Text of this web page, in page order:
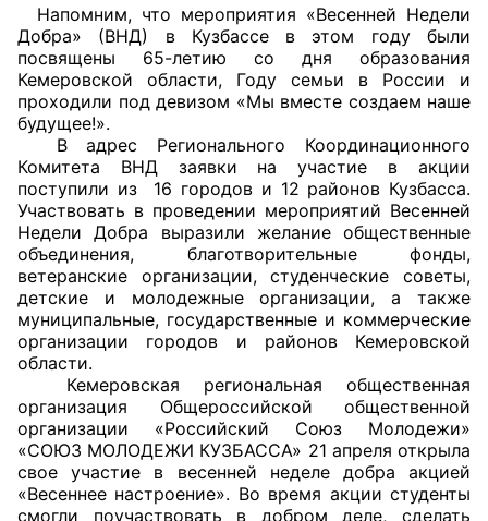
ОБРАТНАЯ СВЯЗЬ
Главная
Общественные советы
Общественные советы при территориальных
органах федеральных органов
исполнительной власти
Общественные советы по проведению
независимой оценки качества условий
оказания услуг
О Палате
Напомним, что мероприятия «Весенней Недели
Добра» (ВНД) в Кузбассе в этом году были
посвящены 65-летию со дня образования
Кемеровской области, Году семьи в России и
проходили под девизом «Мы вместе создаем наше
будущее!».
В адрес Регионального Координационного
Комитета ВНД заявки на участие в акции
поступили из 16 городов и 12 районов Кузбасса.
Участвовать в проведении мероприятий Весенней
Недели Добра выразили желание общественные
объединения, благотворительные фонды,
ветеранские организации, студенческие советы,
детские и молодежные организации, а также
муниципальные, государственные и коммерческие
организации городов и районов Кемеровской
области.
Кемеровская региональная общественная
организация Общероссийской общественной
организации «Российский Союз Молодежи»
«СОЮЗ МОЛОДЕЖИ КУЗБАССА» 21 апреля открыла
свое участие в весенней неделе добра акцией
«Весеннее настроение». Во время акции студенты
смогли поучаствовать в добром деле, сделать